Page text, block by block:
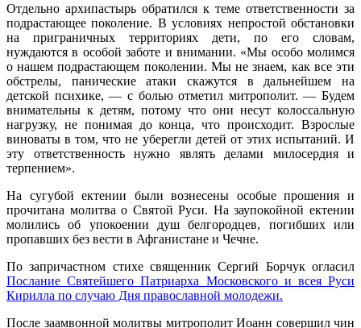
Отдельно архипастырь обратился к теме ответственности за
подрастающее поколение. В условиях непростой обстановки
на приграничных территориях дети, по его словам,
нуждаются в особой заботе и внимании. «Мы особо молимся
о нашем подрастающем поколении. Мы не знаем, как все эти
обстрелы, панические атаки скажутся в дальнейшем на
детской психике, — с болью отметил митрополит. — Будем
внимательны к детям, потому что они несут колоссальную
нагрузку, не понимая до конца, что происходит. Взрослые
виноваты в том, что не уберегли детей от этих испытаний. И
эту ответственность нужно являть делами милосердия и
терпением».
На сугубой ектении были вознесены особые прошения и
прочитана молитва о Святой Руси. На заупокойной ектении
молились об упокоении душ белгородцев, погибших или
пропавших без вести в Афганистане и Чечне.
По запричастном стихе священник Сергий Борчук огласил
Послание Святейшего Патриарха Московского и всея Руси
Кирилла по случаю Дня православной молодежи.
После заамвонной молитвы митрополит Иоанн совершил чин